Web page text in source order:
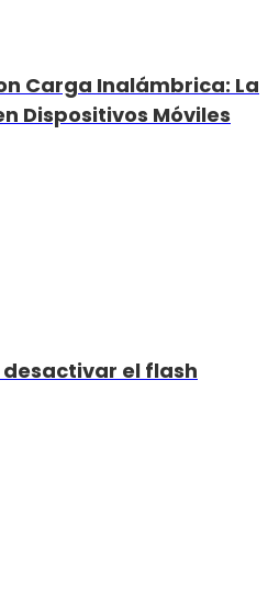
Carga Inalámbrica: La
Dispositivos Móviles
desactivar el flash